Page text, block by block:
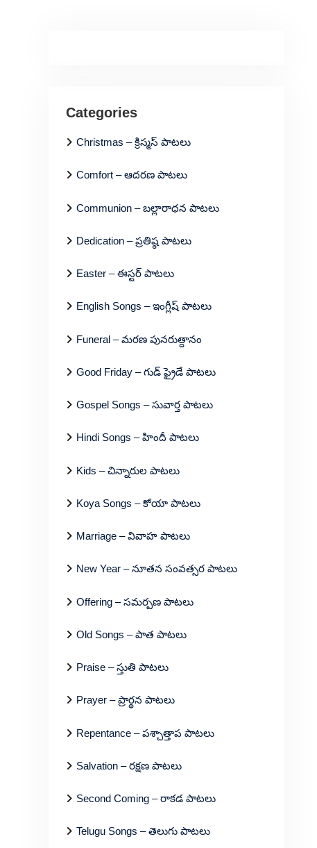
Categories
Christmas – క్రిస్మస్ పాటలు
Comfort – ఆదరణ పాటలు
Communion – బల్లారాధన పాటలు
Dedication – ప్రతిష్ఠ పాటలు
Easter – ఈస్టర్ పాటలు
English Songs – ఇంగ్లీష్ పాటలు
Funeral – మరణ పునరుత్దానం
Good Friday – గుడ్ ఫ్రైడే పాటలు
Gospel Songs – సువార్త పాటలు
Hindi Songs – హిందీ పాటలు
Kids – చిన్నారుల పాటలు
Koya Songs – కోయా పాటలు
Marriage – వివాహ పాటలు
New Year – నూతన సంవత్సర పాటలు
Offering – సమర్పణ పాటలు
Old Songs – పాత పాటలు
Praise – స్తుతి పాటలు
Prayer – ప్రార్థన పాటలు
Repentance – పశ్చాత్తాప పాటలు
Salvation – రక్షణ పాటలు
Second Coming – రాకడ పాటలు
Telugu Songs – తెలుగు పాటలు